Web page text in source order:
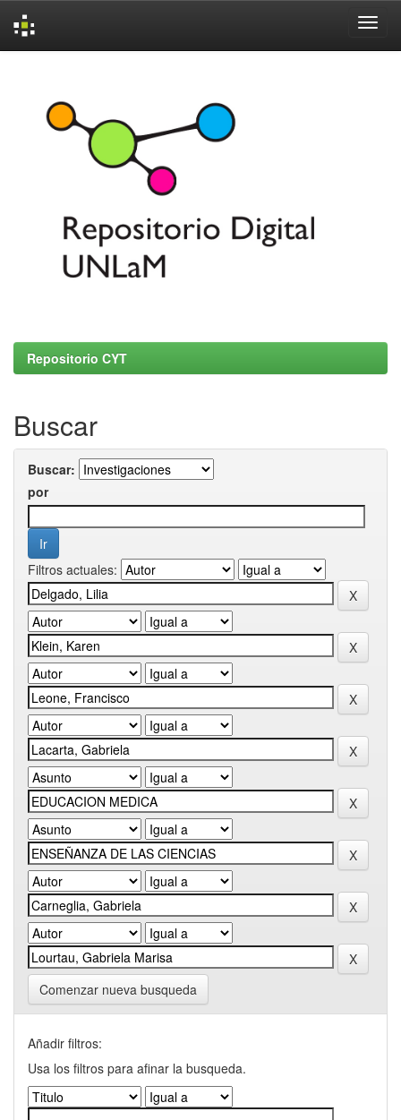
Repositorio CYT
Buscar
Buscar:
por
Filtros actuales:
Comenzar nueva busqueda
Añadir filtros:
Usa los filtros para afinar la busqueda.